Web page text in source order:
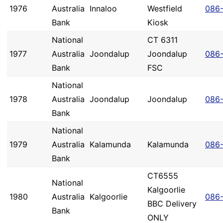
1976
Australia
Bank
Innaloo
Westfield
Kiosk
1977
National
Australia
Bank
Joondalup
CT 6311
Joondalup
FSC
1978
National
Australia
Bank
Joondalup Joondalup
1979
National
Australia
Bank
Kalamunda Kalamunda
1980
National
Australia
Bank
Kalgoorlie
CT6555
Kalgoorlie
BBC Delivery
ONLY